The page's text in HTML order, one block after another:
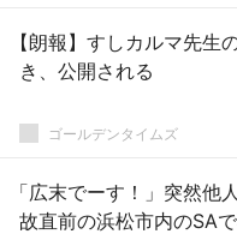
【朗報】すしカルマ先生
き、公開される
ゴールデンタイムズ
「広末でーす！」突然
故直前の浜松市内のSA